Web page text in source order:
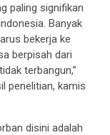
paling signifikan
Banyak
bekerja ke
berpisah dari
terbangun,”
penelitian, kamis
disini adalah